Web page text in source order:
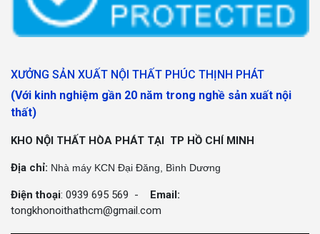
XƯỞNG SẢN XUẤT NỘI THẤT PHÚC THỊNH PHÁT
(Với kinh nghiệm gần 20 năm trong nghề sản xuất nội
thất)
KHO NỘI THẤT HÒA PHÁT TẠI TP HỒ CHÍ MINH
Địa chỉ: Nhà máy KCN Đại Đăng, Bình Dương
Điện thoại: 0939 695 569 - Email:
tongkhonoithathcm@gmail.com